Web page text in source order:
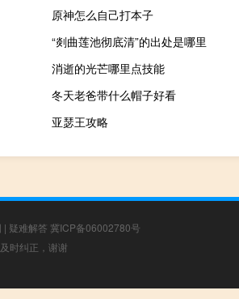
原神怎么自己打本子
“剡曲莲池彻底清”的出处是哪里
消逝的光芒哪里点技能
冬天老爸带什么帽子好看
亚瑟王攻略
| 疑难解答 冀ICP备06002780号
时纠正，谢谢